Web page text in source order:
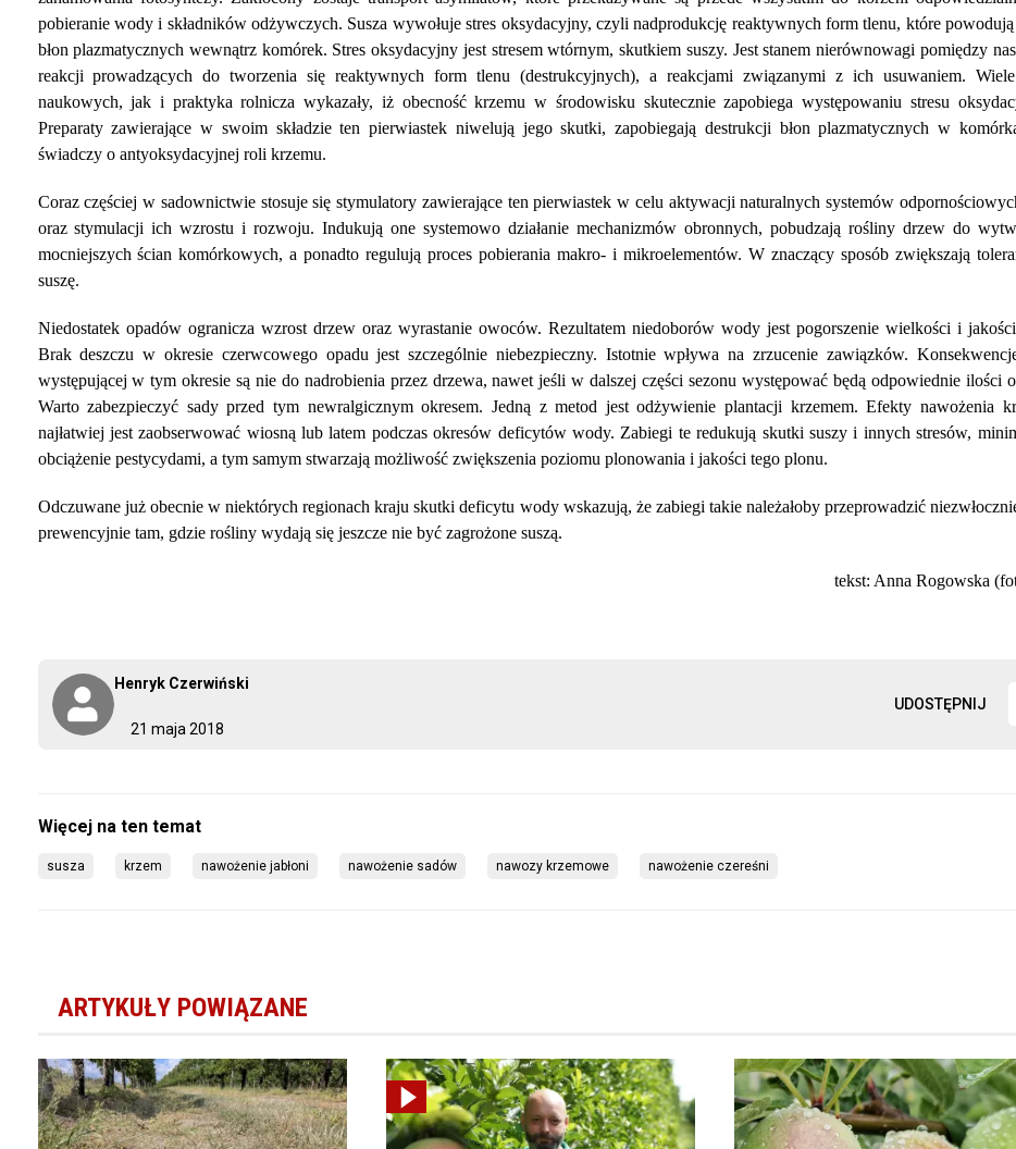
21 maja 2018
Henryk Czerwiński
UDOSTĘPNIJ
pobieranie wody i składników odżywczych. Susza wywołuje stres oksydacyjny, czyli nadprodukcję reaktywnych form tlenu, które
błon plazmatycznych wewnątrz komórek. Stres oksydacyjny jest stresem wtórnym, skutkiem suszy. Jest stanem nierównowagi pomiędzy
reakcji prowadzących do tworzenia się reaktywnych form tlenu (destrukcyjnych), a reakcjami związanymi z ich usuwaniem.
naukowych, jak i praktyka rolnicza wykazały, iż obecność krzemu w środowisku skutecznie zapobiega występowaniu stresu
Preparaty zawierające w swoim składzie ten pierwiastek niwelują jego skutki, zapobiegają destrukcji błon plazmatycznych w
świadczy o antyoksydacyjnej roli krzemu.
Coraz częściej w sadownictwie stosuje się stymulatory zawierające ten pierwiastek w celu aktywacji naturalnych systemów
oraz stymulacji ich wzrostu i rozwoju. Indukują one systemowo działanie mechanizmów obronnych, pobudzają rośliny drzew do
mocniejszych ścian komórkowych, a ponadto regulują proces pobierania makro- i mikroelementów. W znaczący sposób zwiększają
suszę.
Niedostatek opadów ogranicza wzrost drzew oraz wyrastanie owoców. Rezultatem niedoborów wody jest pogorszenie wielkości i
Brak deszczu w okresie czerwcowego opadu jest szczególnie niebezpieczny. Istotnie wpływa na zrzucenie zawiązków.
występującej w tym okresie są nie do nadrobienia przez drzewa, nawet jeśli w dalszej części sezonu występować będą odpowiednie ilości
Warto zabezpieczyć sady przed tym newralgicznym okresem. Jedną z metod jest odżywienie plantacji krzemem. Efekty nawożenia
najłatwiej jest zaobserwować wiosną lub latem podczas okresów deficytów wody. Zabiegi te redukują skutki suszy i innych stresów,
obciążenie pestycydami, a tym samym stwarzają możliwość zwiększenia poziomu plonowania i jakości tego plonu.
Odczuwane już obecnie w niektórych regionach kraju skutki deficytu wody wskazują, że zabiegi takie należałoby przeprowadzić
prewencyjnie tam, gdzie rośliny wydają się jeszcze nie być zagrożone suszą.
tekst: Anna Rogowska
susza krzem nawożenie jabłoni nawożenie sadów nawozy krzemowe nawożenie czereśni
ARTYKUŁY POWIĄZANE